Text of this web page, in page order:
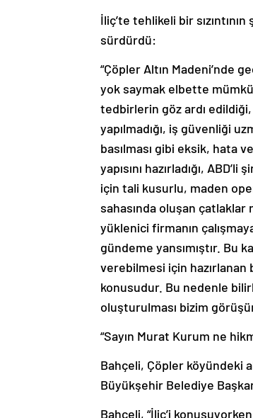
İliç’te tehlikeli bir
sürdürdü:
“Çöpler Altın Madeni’nde
yok saymak elbette
tedbirlerin göz ardı edildiği,
yapılmadığı, iş güvenliği
basılması gibi eksik, hata
yapısını hazırladığı,
için tali kusurlu, maden
sahasında oluşan çatlaklar
yüklenici firmanın
gündeme yansımıştır. Bu
verebilmesi için
konusudur. Bu nedenle
oluşturulması bizim
“Sayın Murat Kurum ne
Bahçeli, Çöpler köyündeki
Büyükşehir Belediye
Bahçeli, “İliç’i